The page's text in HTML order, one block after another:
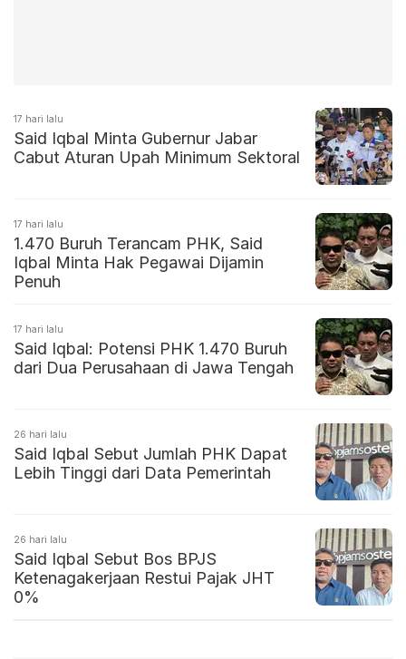
17 hari lalu
Said Iqbal Minta Gubernur Jabar
Cabut Aturan Upah Minimum Sektoral
17 hari lalu
1.470 Buruh Terancam PHK, Said
Iqbal Minta Hak Pegawai Dijamin
Penuh
17 hari lalu
Said Iqbal: Potensi PHK 1.470 Buruh
dari Dua Perusahaan di Jawa Tengah
26 hari lalu
Said Iqbal Sebut Jumlah PHK Dapat
Lebih Tinggi dari Data Pemerintah
26 hari lalu
Said Iqbal Sebut Bos BPJS
Ketenagakerjaan Restui Pajak JHT
0%